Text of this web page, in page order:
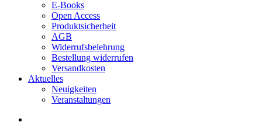
E-Books
Open Access
Produktsicherheit
AGB
Widerrufsbelehrung
Bestellung widerrufen
Versandkosten
Aktuelles
Neuigkeiten
Veranstaltungen